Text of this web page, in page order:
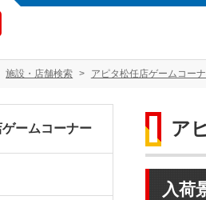
施設・店舗検索 アピタ松任店ゲームコー
ア
入荷
ームコーナー